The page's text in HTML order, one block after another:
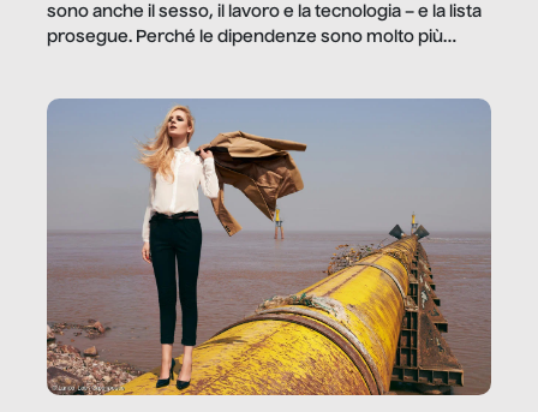
sono anche il sesso, il lavoro e la tecnologia – e la lista
prosegue. Perché le dipendenze sono molto più
trae un guadagno. In questo reportage vediamo
quale e come.